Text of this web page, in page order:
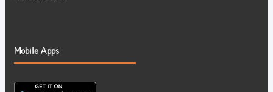
Mobile Apps